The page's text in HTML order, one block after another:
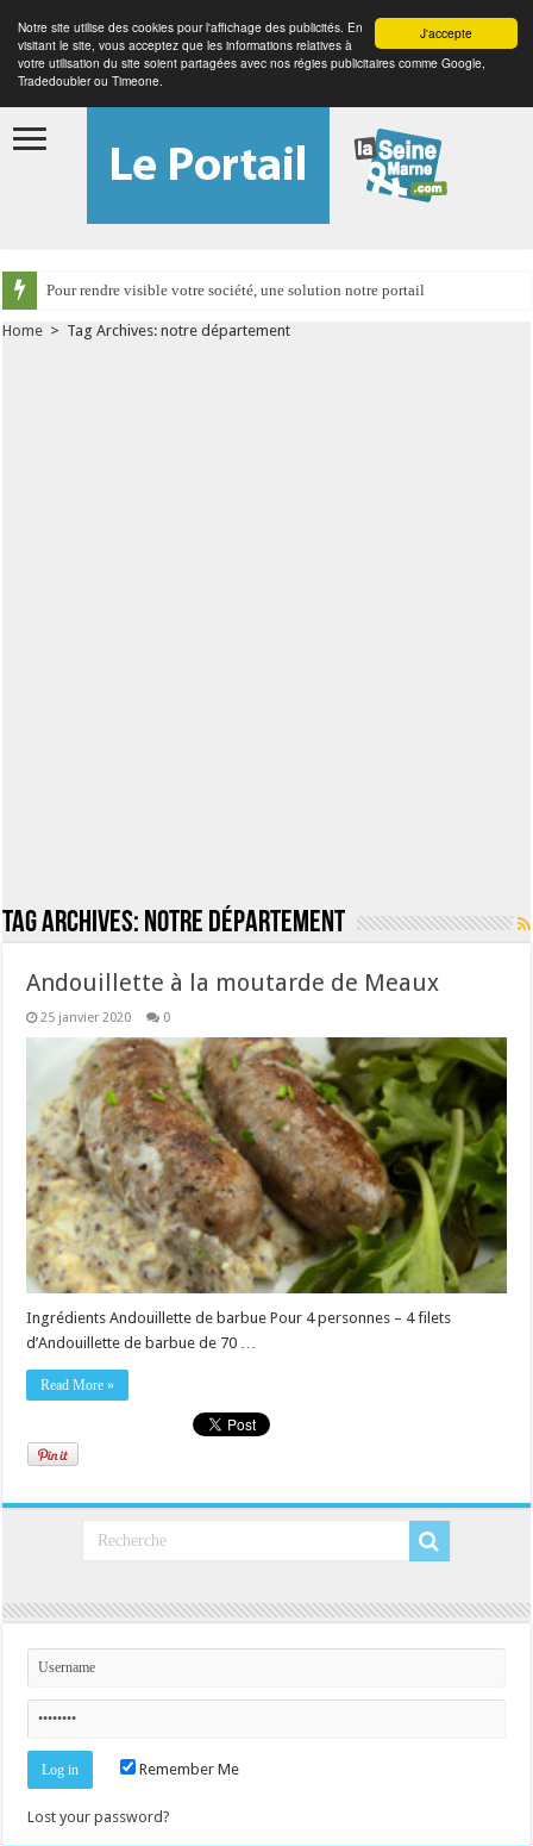
J'accepte
Notre site utilise des cookies pour l'affichage des publicités. En
visitant le site, vous acceptez que les informations relatives à
votre utilisation du site soient partagées avec nos régies publicitaires comme Google,
Tradedoubler ou Timeone.
Pour rendre visible votre société, une solution notre portail
Home > Tag Archives: notre département
Tag Archives: notre département
Andouillette à la moutarde de Meaux
25 janvier 2020 0
Ingrédients Andouillette de barbue Pour 4 personnes – 4 filets
d’Andouillette de barbue de 70 …
Read More »
Remember Me
Lost your password?